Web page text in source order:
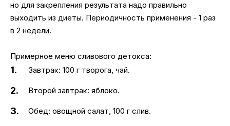
но для закрепления результата надо правильно
выходить из диеты. Периодичность применения - 1 раз
в 2 недели.
Примерное меню сливового детокса:
Завтрак: 100 г творога, чай.
Второй завтрак: яблоко.
Обед: овощной салат, 100 г слив.